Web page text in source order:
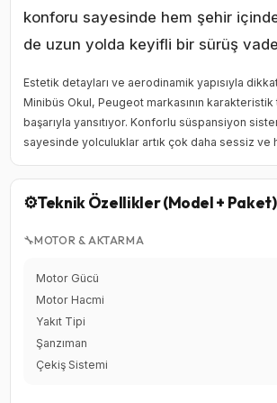
konforu sayesinde hem şehir
de uzun yolda keyifli bir sürüş
Estetik detayları ve aerodinamik yapısıyla
Minibüs Okul, Peugeot markasının karakteristik
başarıyla yansıtıyor. Konforlu süspansiyon
sayesinde yolculuklar artık çok daha sessiz ve
⚙️Teknik Özellikler (Model + Paket)
🔧MOTOR & AKTARMA
Motor Gücü
Motor Hacmi
Yakıt Tipi
Şanzıman
Çekiş Sistemi